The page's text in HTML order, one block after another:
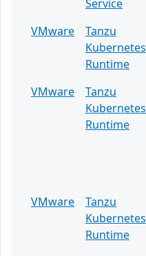
Service
VMware
Tanzu
Kubernetes
Runtime
VMware
Tanzu
Kubernetes
Runtime
VMware
Tanzu
Kubernetes
Runtime